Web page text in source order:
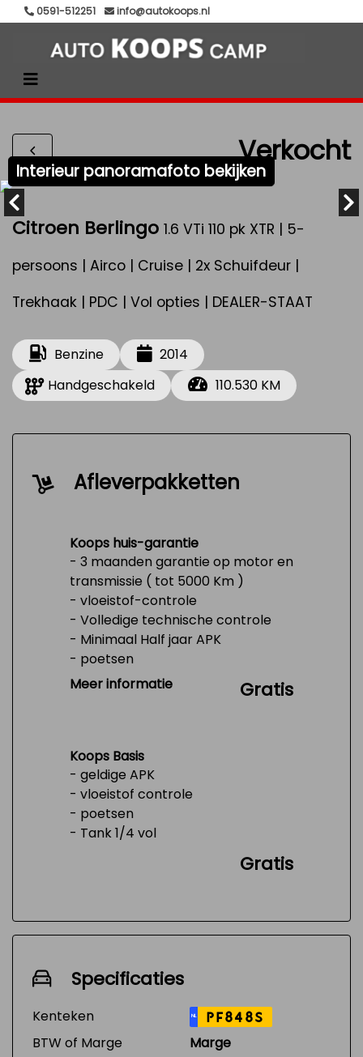
0591-512251 info@autokoops.nl
Verkocht
Interieur panoramafoto bekijken
Citroen Berlingo 1.6 VTi 110 pk XTR | 5-
persoons | Airco | Cruise | 2x Schuifdeur |
Trekhaak | PDC | Vol opties | DEALER-STAAT
Benzine
2014
Handgeschakeld
110.530 KM
Afleverpakketten
Koops huis-garantie
- 3 maanden garantie op motor en
transmissie ( tot 5000 Km )
- vloeistof-controle
- Volledige technische controle
- Minimaal Half jaar APK
- poetsen
- Tank 1/4 vol
Meer informatie Gratis
Koops Basis
- geldige APK
- vloeistof controle
- poetsen
- Tank 1/4 vol
Gratis
Specificaties
Kenteken NL PF848S
BTW of Marge
Marge